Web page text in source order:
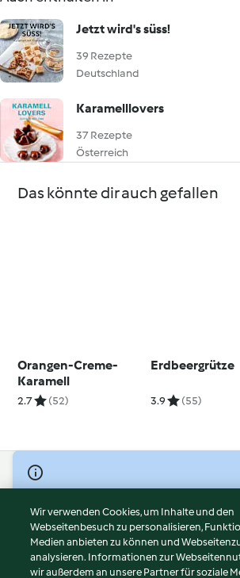
Jetzt wird's süss!
39 Rezepte
Deutschland
Karamelllovers
37 Rezepte
Österreich
Das könnte dir auch gefallen
Orangen-Creme-
Karamell
2.7 (52)
Erdbeergrütze
3.9 (55)
© Copyright 2026
Nutzungsbedingungen
Datenschutzrichtlinien
Disclaimer
Impressum
Wir verwenden Cookies, um Inhalte und den
Webseitenbesuch zu personalisieren,
Medien anbieten zu können und
analysieren. Informationen zur
wir außerdem an unsere Partner für soziale